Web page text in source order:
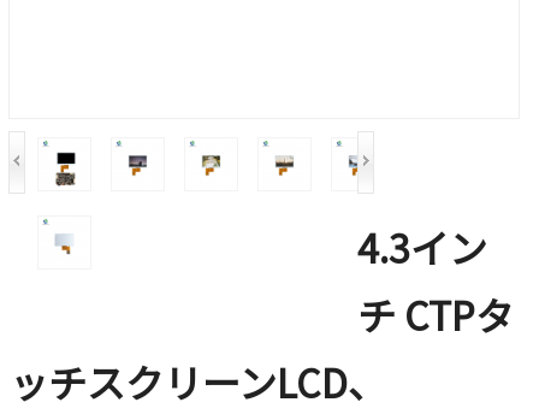
4.3イン
チ CTPタ
ッチスクリーンLCD、